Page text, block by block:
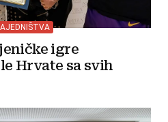
igre
Hrvate sa svih